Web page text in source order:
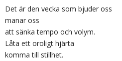
Det är den vecka som bjuder oss
manar oss
att sänka tempo och volym.
Låta ett oroligt hjärta
komma till stillhet.